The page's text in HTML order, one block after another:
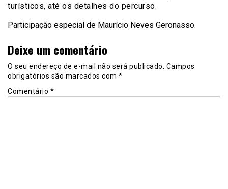
turísticos, até os detalhes do percurso.
Participação especial de Maurício Neves Geronasso.
Deixe um comentário
O seu endereço de e-mail não será publicado. Campos
obrigatórios são marcados com *
Comentário *